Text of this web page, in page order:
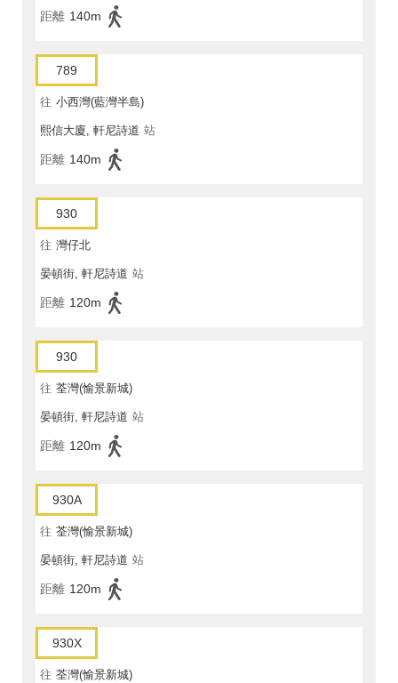
距離 140m
789
往 小西灣(藍灣半島)
熙信大廈, 軒尼詩道 站
距離 140m
930
往 灣仔北
晏頓街, 軒尼詩道 站
距離 120m
930
往 荃灣(愉景新城)
晏頓街, 軒尼詩道 站
距離 120m
930A
往 荃灣(愉景新城)
晏頓街, 軒尼詩道 站
距離 120m
930X
往 荃灣(愉景新城)